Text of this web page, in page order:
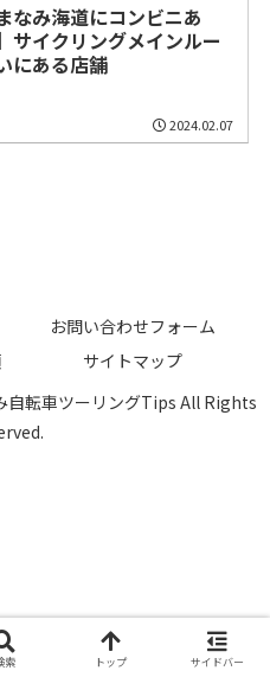
なみ海道にコンビニあ
サイクリングメインルー
にある店舗
2024.02.07
お問い合わせフォーム
サイトマップ
転車ツーリングTips All Rights
索 トップ サイドバー